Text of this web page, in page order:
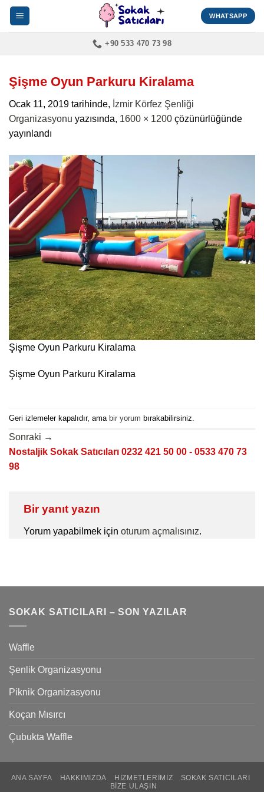
İçeriğe
atla
WHATSAPP
+90 533 470 73 98
Şişme Oyun Parkuru Kiralama
Ocak 11, 2019 tarihinde, İzmir Körfez Şenliği
Organizasyonu yazısında, 1600 × 1200 çözünürlüğünde
yayınlandı
Şişme Oyun Parkuru Kiralama
Şişme Oyun Parkuru Kiralama
Geri izlemeler kapalıdır, ama bir yorum bırakabilirsiniz.
Sonraki →
Nostaljik Sokak Satıcıları 0232 421 50 00 - 0533 470 73
98
Bir yanıt yazın
Yorum yapabilmek için oturum açmalısınız.
SOKAK SATICILARI – SON YAZILAR
Waffle
Şenlik Organizasyonu
Piknik Organizasyonu
Koçan Mısırcı
Çubukta Waffle
ANA SAYFA HAKKIMIZDA HIZMETLERIMIZ
SOKAK SATICILARI
BIZE ULAŞIN